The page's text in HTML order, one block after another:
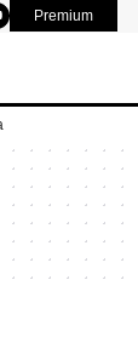
Premium